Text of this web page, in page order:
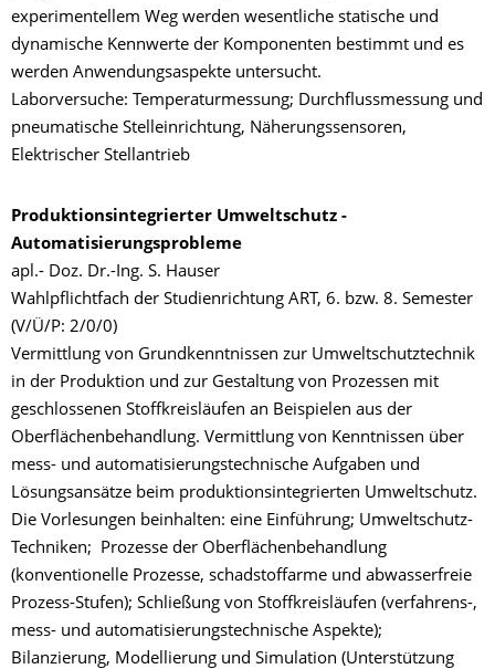
experimentellem Weg werden wesentliche statische und
dynamische Kennwerte der Komponenten bestimmt und es
werden Anwendungsaspekte untersucht.
Laborversuche: Temperaturmessung; Durchflussmessung und
pneumatische Stelleinrichtung, Näherungssensoren,
Elektrischer Stellantrieb
Produktionsintegrierter Umweltschutz -
Automatisierungsprobleme
apl.- Doz. Dr.-Ing. S. Hauser
Wahlpflichtfach der Studienrichtung ART, 6. bzw. 8. Semester
(V/Ü/P: 2/0/0)
Vermittlung von Grundkenntnissen zur Umweltschutztechnik
in der Produktion und zur Gestaltung von Prozessen mit
geschlossenen Stoffkreisläufen an Beispielen aus der
Oberflächenbehandlung. Vermittlung von Kenntnissen über
mess- und automatisierungstechnische Aufgaben und
Lösungsansätze beim produktionsintegrierten Umweltschutz.
Die Vorlesungen beinhalten: eine Einführung; Umweltschutz-
Techniken; Prozesse der Oberflächenbehandlung
(konventionelle Prozesse, schadstoffarme und abwasserfreie
Prozess-Stufen); Schließung von Stoffkreisläufen (verfahrens-,
mess- und automatisierungstechnische Aspekte);
Bilanzierung, Modellierung und Simulation (Unterstützung